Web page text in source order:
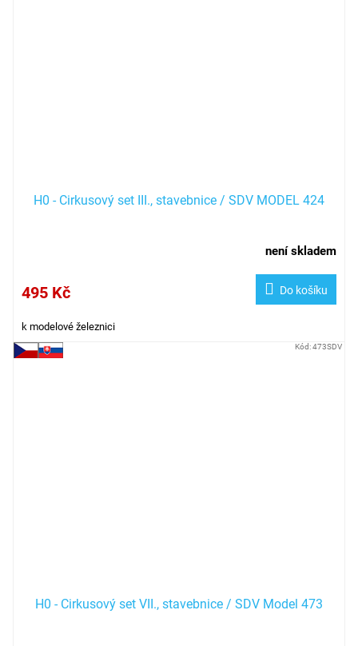
H0 - Cirkusový set III., stavebnice / SDV MODEL 424
není skladem
495 Kč Do košíku
k modelové železnici
H0 - Cirkusový set VII., stavebnice / SDV Model 473
Kód:473SDV